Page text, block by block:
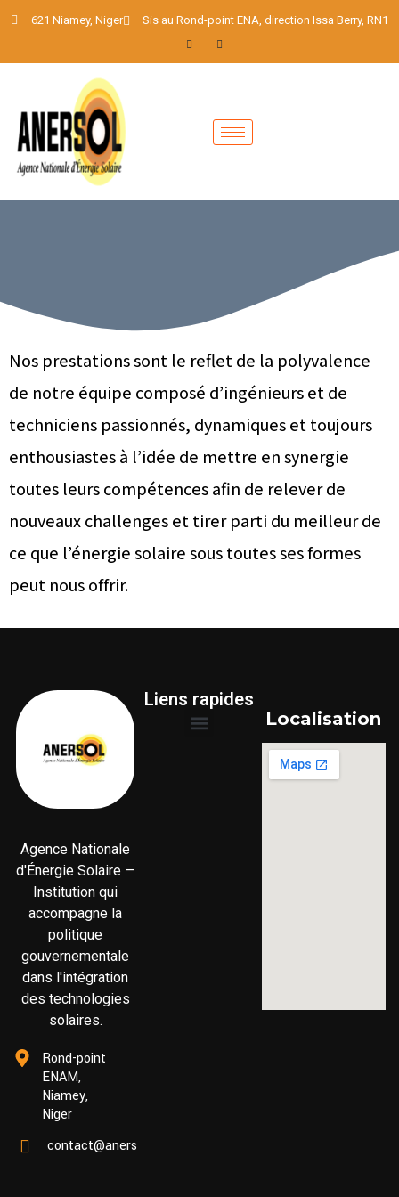
621 Niamey, Niger Sis au Rond-point ENA, direction Issa Berry, RN1
Nos prestations sont le reflet de la polyvalence
de notre équipe composé d’ingénieurs et de
techniciens passionnés, dynamiques et toujours
enthousiastes à l’idée de mettre en synergie
toutes leurs compétences afin de relever de
nouveaux challenges et tirer parti du meilleur de
ce que l’énergie solaire sous toutes ses formes
peut nous offrir.
Agence Nationale
d'Énergie Solaire —
Institution qui
accompagne la
politique
gouvernementale
dans l'intégration
des technologies
solaires.
Rond-point
ENAM,
Niamey,
Niger
contact@anersol.org
Liens rapides
Localisation